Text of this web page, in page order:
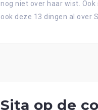
nog niet over haar wist.
ook deze 13 dingen al over
Sita op de